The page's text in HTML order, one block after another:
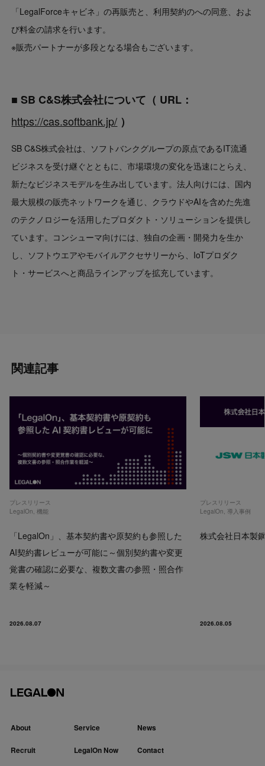
「LegalForceキャビネ」の再販売と、利用契約のへの同意、およ
び料金の請求を行います。
※販売パートナーが多段となる場合もございます。
■ SB C&S株式会社について（ URL：
https://cas.softbank.jp/ ）
SB C&S株式会社は、ソフトバンクグループの原点であるIT流通
ビジネスを受け継ぐとともに、市場環境の変化を迅速にとらえ、
新たなビジネスモデルを生み出しています。法人向けには、国内
最大規模の販売ネットワークを通じ、クラウドやAIを含めた先進
のテクノロジーを活用したプロダクト・ソリューションを提供し
ています。コンシューマ向けには、独自の企画・開発力を生か
し、ソフトウエアやモバイルアクセサリーから、IoTプロダク
ト・サービスへと商品ラインアップを拡充しています。
関連記事
プレスリリース
LegalOn ,機能
「LegalOn」、基本契約書や原契約も参照した
AI契約書レビューが可能に～個別契約書や変更
覚書の確認に必要な、複数文書の参照・照合作
業を軽減～
2026.08.07
プレスリリース
LegalOn 導入事例
株式会社日本製
2026.08.05
About Service News
Recruit LegalOn Now
Contact